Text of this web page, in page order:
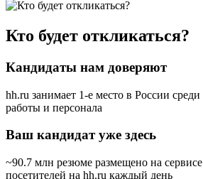
Кто будет откликаться?
Кандидаты нам доверяют
hh.ru занимает 1-е место в России
работы и персонала
Ваш кандидат уже здесь
~90.7 млн резюме размещено на
посетителей на hh.ru каждый день